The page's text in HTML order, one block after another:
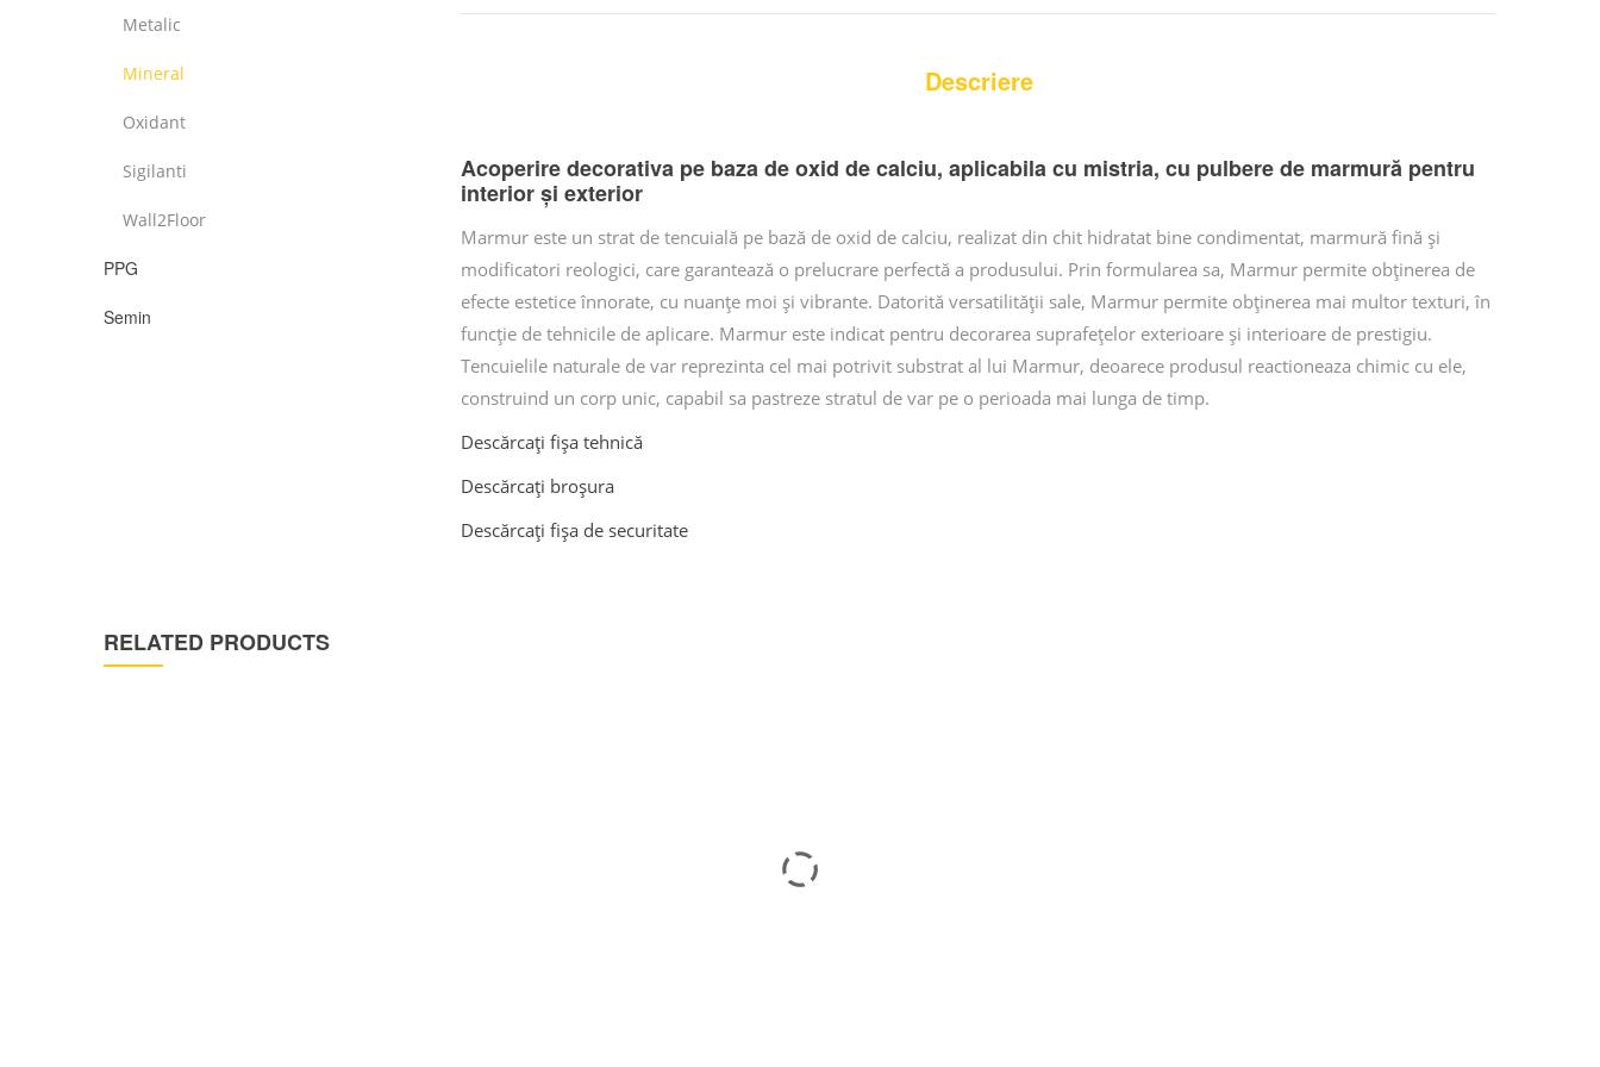
Descriere
Acoperire decorativa pe baza de oxid de calciu, aplicabila cu mistria, cu pulbere de marmură pentru
interior și exterior
Marmur este un strat de tencuială pe bază de oxid de calciu, realizat din chit hidratat bine condimentat, marmură fină și
modificatori reologici, care garantează o prelucrare perfectă a produsului. Prin formularea sa, Marmur permite obținerea de
efecte estetice înnorate, cu nuanțe moi și vibrante. Datorită versatilității sale, Marmur permite obținerea mai multor texturi, în
funcție de tehnicile de aplicare. Marmur este indicat pentru decorarea suprafețelor exterioare și interioare de prestigiu.
Tencuielile naturale de var reprezinta cel mai potrivit substrat al lui Marmur, deoarece produsul reactioneaza chimic cu ele,
construind un corp unic, capabil sa pastreze stratul de var pe o perioada mai lunga de timp.
Descărcați fișa tehnică
Descărcați broșura
Descărcați fișa de securitate
Metalic
Mineral
Oxidant
Sigilanti
Wall2Floor
PPG
Semin
RELATED PRODUCTS